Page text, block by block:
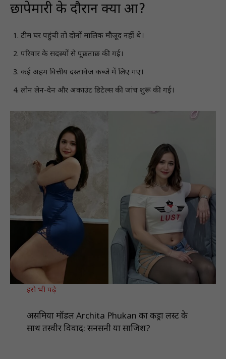
छापेमारी के दौरान क्या हुआ?
टीम घर पहुंची तो दोनों मालिक मौजूद नहीं थे।
परिवार के सदस्यों से पूछताछ की गई।
कई अहम वित्तीय दस्तावेज कब्जे में लिए गए।
लोन लेन-देन और अकाउंट डिटेल्स की जांच शुरू की गई।
इसे भी पढ़े
असमिया मॉडल Archita Phukan का केंड्रा लस्ट के
साथ तस्वीर विवाद: सनसनी या साजिश?